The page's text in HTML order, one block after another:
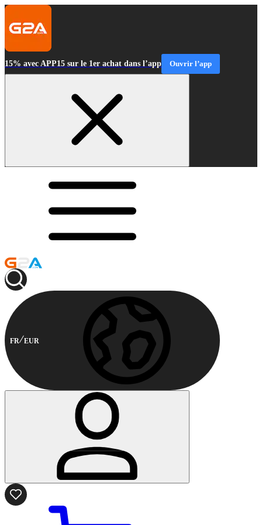
15% avec APP15 sur le 1er achat dans l’app Ouvrir l’app
FR EUR